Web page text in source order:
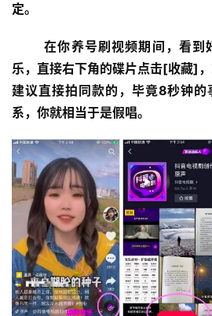
定。
在你养号刷视频期间，看到
乐，直接右下角的碟片点击[收藏]
建议直接拍同款的，毕竟8秒钟
系，你就相当于是假唱。